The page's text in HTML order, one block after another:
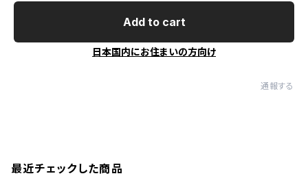
Add to cart
日本国内にお住まいの方向け
通報する
最近チェックした商品